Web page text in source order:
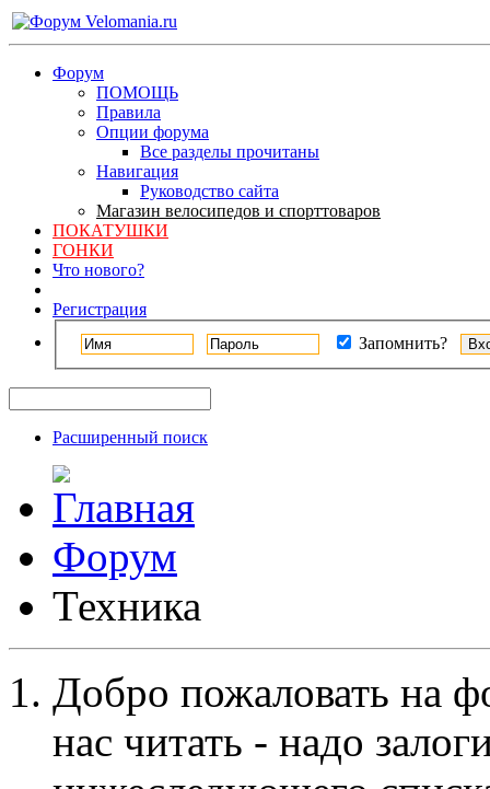
Форум
ПОМОЩЬ
Правила
Опции форума
Все разделы прочитаны
Навигация
Руководство сайта
Магазин велосипедов и спорттоваров
ПОКАТУШКИ
ГОНКИ
Что нового?
Регистрация
Запомнить?
Расширенный поиск
Форум
Техника
Добро пожаловать на
нас читать - надо